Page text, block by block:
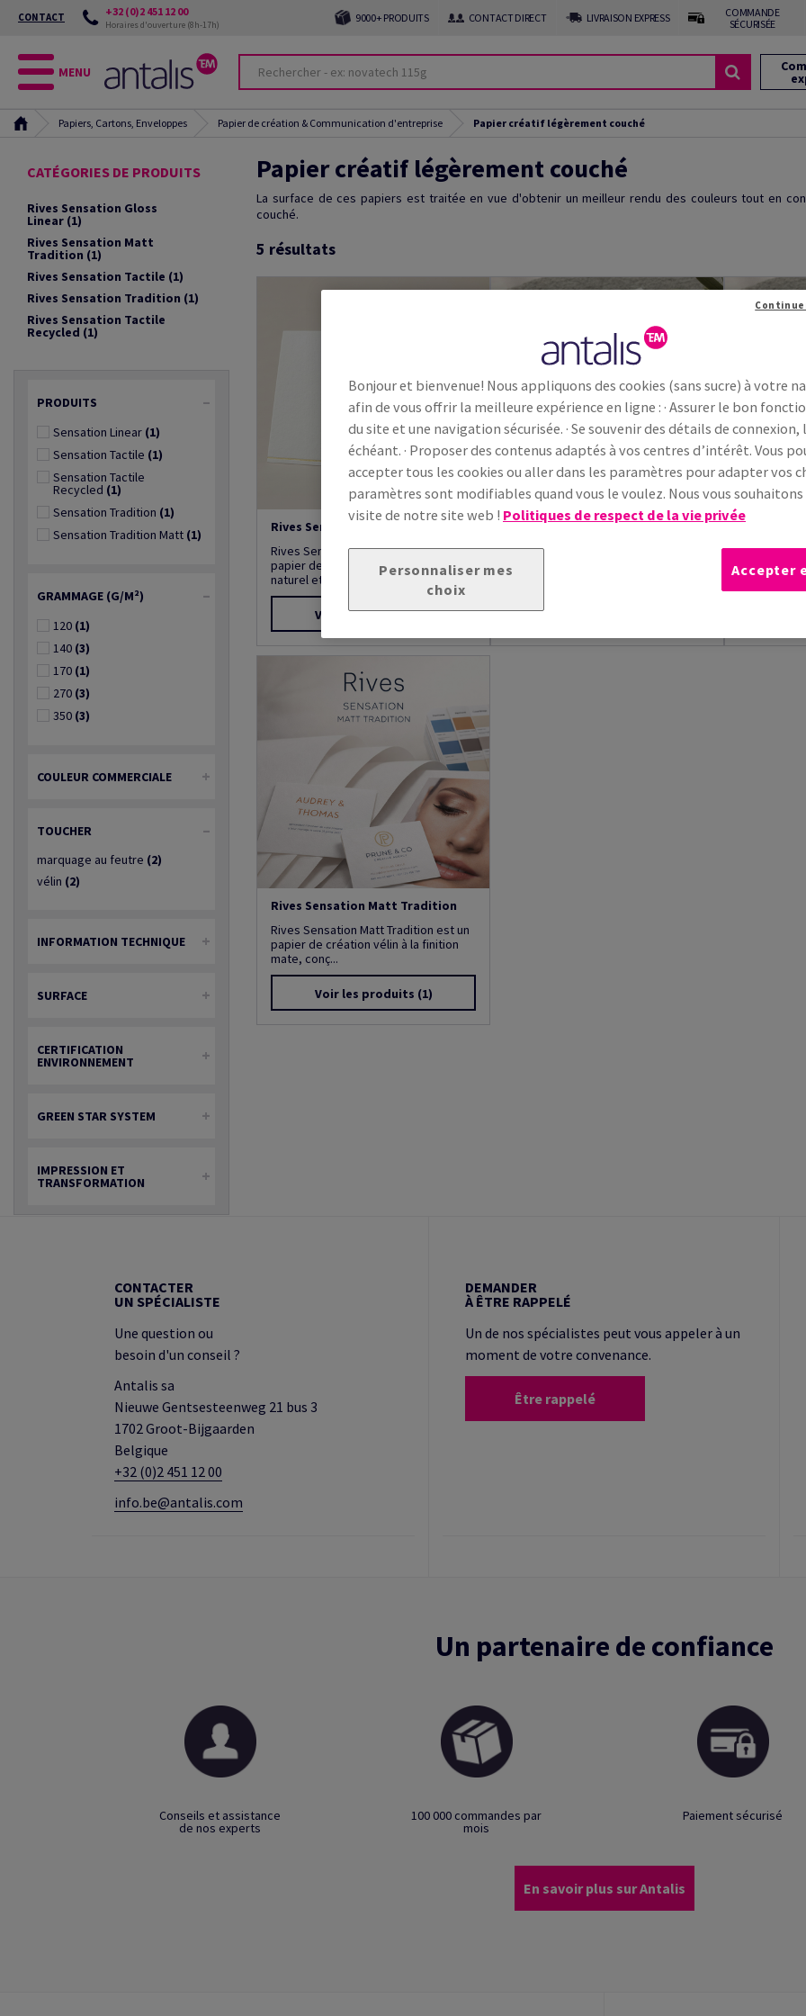
CONTACT +32 (0)2 451 12 00
Horaires d'ouverture (8h-17h) 9000+ PRODUITS CONTACT DIRECT LIVRAISON EXPRESS
COMMANDE
SÉCURISÉE
MENU
Papiers, Cartons, Enveloppes Papier de création & Communication d'entreprise Papier créatif légèrement couché
CATÉGORIES DE PRODUITS
Rives Sensation Gloss
Linear (1)
Rives Sensation Matt
Tradition (1)
Rives Sensation Tactile (1)
Rives Sensation Tradition (1)
Rives Sensation Tactile
Recycled (1)
PRODUITS
Sensation Linear (1)
Sensation Tactile (1)
Sensation Tactile
Recycled (1)
Sensation Tradition (1)
Sensation Tradition Matt (1)
GRAMMAGE (G/M²)
120 (1)
140 (3)
170 (1)
270 (3)
350 (3)
COULEUR COMMERCIALE
TOUCHER
marquage au feutre (2)
vélin (2)
INFORMATION TECHNIQUE
SURFACE
CERTIFICATION
ENVIRONNEMENT
GREEN STAR SYSTEM
IMPRESSION ET
TRANSFORMATION
Papier créatif légèrement couché
La surface de ces papiers est traitée en vue d'obtenir un meilleur rendu des couleurs tout en
couché.
5 résultats
Rives Sensation Tradition
Rives Sensation Tradition est un
papier de création vélin au toucher
naturel et authent...
Voir les produits(6)
Rives Sensation Tactile
Rives Sensation Tactile est un papier
de création vélin à la surface douce
et veloutée,...
Rives
Rives
un papier
offrant un
Rives Sensation Matt Tradition
Rives Sensation Matt Tradition est un
papier de création vélin à la finition
mate, conç...
Voir les produits (1)
CONTACTER
UN SPÉCIALISTE
Une question ou
besoin d'un conseil ?
Antalis sa
Nieuwe Gentsesteenweg 21 bus 3
1702 Groot-Bijgaarden
Belgique
+32 (0)2 451 12 00
info.be@antalis.com
DEMANDER
À ÊTRE RAPPELÉ
Un de nos spécialistes peut vous appeler à un
moment de votre convenance.
Être rappelé
Un partenaire de confiance
Conseils et assistance
de nos experts
100 000 commandes par
mois
Paiement sécurisé
En savoir plus sur Antalis
Bonjour et bienvenue! Nous appliquons des cookies (sans sucre) à votre
afin de vous offrir la meilleure expérience en ligne : · Assurer le bon
du site et une navigation sécurisée. · Se souvenir des détails de connexion,
échéant. · Proposer des contenus adaptés à vos centres d’intérêt. Vous
accepter tous les cookies ou aller dans les paramètres pour adapter vos
paramètres sont modifiables quand vous le voulez. Nous vous souhaitons
visite de notre site web ! Politiques de respect de la vie privée
Personnaliser mes
choix
Accepter